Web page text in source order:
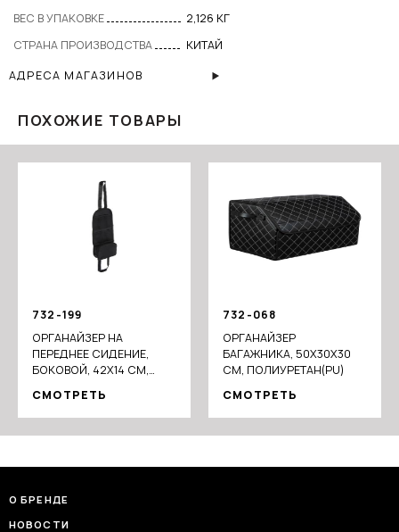
ВЕС В УПАКОВКЕ
2,126 КГ
СТРАНА ПРОИЗВОДСТВА
КИТАЙ
АДРЕСА МАГАЗИНОВ
ПОХОЖИЕ ТОВАРЫ
732-199
ОРГАНАЙЗЕР НА
ПЕРЕДНЕЕ СИДЕНИЕ,
БОКОВОЙ, 42Х14 СМ,
ОКСФОРД 210D
СМОТРЕТЬ
732-068
ОРГАНАЙЗЕР
БАГАЖНИКА, 50Х30Х30
СМ, ПОЛИУРЕТАН(PU)
СМОТРЕТЬ
О БРЕНДЕ
НОВОСТИ